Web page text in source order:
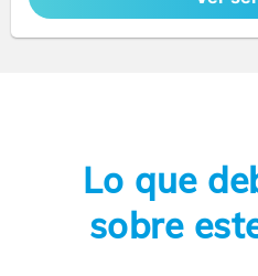
Lo que
sobre